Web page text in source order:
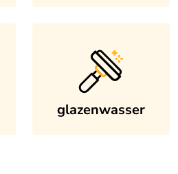
glazenwasser